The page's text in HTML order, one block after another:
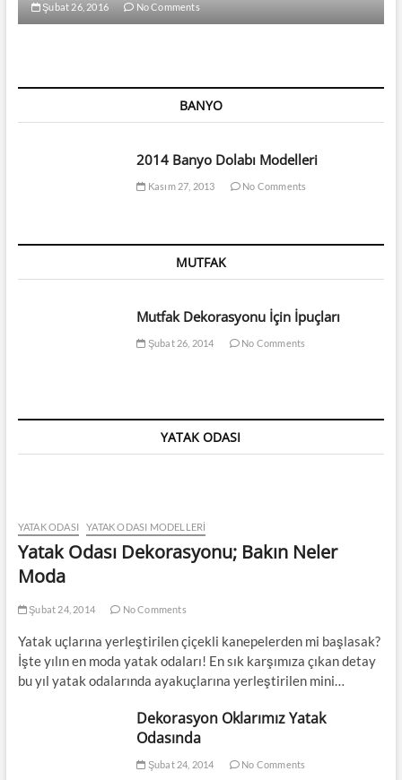
Şubat 26, 2016 No Comments
BANYO
2014 Banyo Dolabı Modelleri
Kasım 27, 2013 No Comments
MUTFAK
Mutfak Dekorasyonu İçin İpuçları
Şubat 26, 2014 No Comments
YATAK ODASI
YATAK ODASI YATAK ODASI MODELLERI
Yatak Odası Dekorasyonu; Bakın Neler
Moda
Şubat 24, 2014 No Comments
Yatak uçlarına yerleştirilen çiçekli kanepelerden mi başlasak?
İşte yılın en moda yatak odaları! En sık karşımıza çıkan detay
bu yıl yatak odalarında ayakuçlarına yerleştirilen mini…
Dekorasyon Oklarımız Yatak
Odasında
Şubat 24, 2014 No Comments